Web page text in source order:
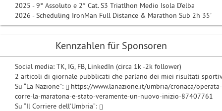
2025 - 9° Assoluto e 2° Cat. S3 Triatlhon Medio Isola D'elba
2026 - Scheduling IronMan Full Distance & Marathon Sub 2h 35'
Kennzahlen für Sponsoren
Social media: TK, IG, FB, LinkedIn (circa 1k -2k follower)
2 articoli di giornale pubblicati che parlano dei miei risultati
Su “La Nazione”:
https://www.lanazione.it/umbria/cronaca/
corre-la-maratona-e-stato-veramente-un-nuovo-inizio-87407761
Su “Il Corriere dell'Umbria”: